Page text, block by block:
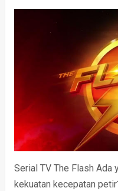
Serial TV The Flash Ada
kekuatan kecepatan